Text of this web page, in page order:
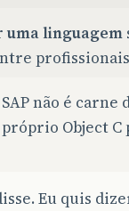
uma linguagem
não é
Object C
Eu quis